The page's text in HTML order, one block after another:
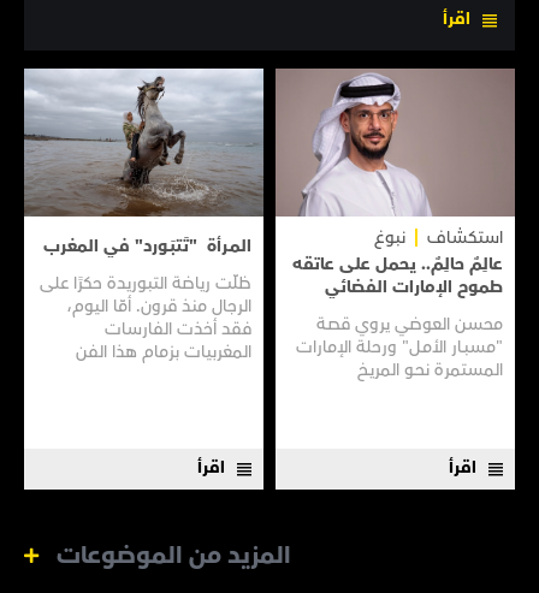
اقرأ
استكشاف
نبوغ
عالِمٌ حالِمٌ.. يحمل على عاتقه
طموح الإمارات الفضائي
محسن العوضي يروي قصـة
"مسبـار الأمـل" ورحلة الإمارات
المستمرة نحـو المريـخ
اقرأ
المـرأة "تَتبَـورد" في المغرب
ظلّت رياضة التبوريدة حكرًا على
الرجال منذ قرون. أمّا اليوم،
فقد أخذت الفارسات
المغربيات بزمام هذا الفن
اقرأ
المزيد من الموضوعات